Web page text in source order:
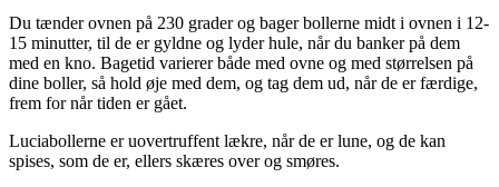
Du tænder ovnen på 230 grader og bager bollerne midt i ovnen i 12-
15 minutter, til de er gyldne og lyder hule, når du banker på dem
med en kno. Bagetid varierer både med ovne og med størrelsen på
dine boller, så hold øje med dem, og tag dem ud, når de er færdige,
frem for når tiden er gået.
Luciabollerne er uovertruffent lækre, når de er lune, og de kan
spises, som de er, ellers skæres over og smøres.